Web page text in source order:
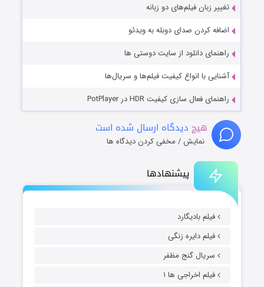
پیشنهادها
فیلم بادیگارد
فیلم دایره زنگی
سریال گنج مظفر
فیلم اخراجی ها ۱
تغییر زبان فیلم‌های دو زبانه
اضافه کردن صدای دوبله به ویدئو
راهنمای دانلود از سایت دوستی ها
آشنایی با انواع کیفیت فیلم‌ها و سریال‌ها
راهنمای فعال سازی کیفیت HDR در PotPlayer
هیچ دیدگاه ارسال شده است
نمایش / مخفی کردن دیدگاه ها